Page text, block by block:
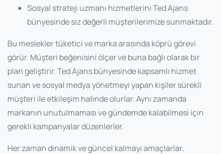
Sosyal strateji uzmanı hizmetlerini Ted Ajans
bünyesinde siz değerli müşterilerimize sunmaktadır.
Bu meslekler tüketici ve marka arasında köprü görevi
görür. Müşteri beğenisini ölçer ve buna bağlı olarak bir
plan geliştirir. Ted Ajans bünyesinde kapsamlı hizmet
sunan ve sosyal medya yönetmeyiyapan kişiler sürekli
müşteri ile etkileşim halinde olurlar. Aynı zamanda
markanın unutulmaması ve gündemde kalabilmesi için
gerekli kampanyalar düzenlerler.
Her zaman dinamik ve güncel kalmayı amaçlarlar.